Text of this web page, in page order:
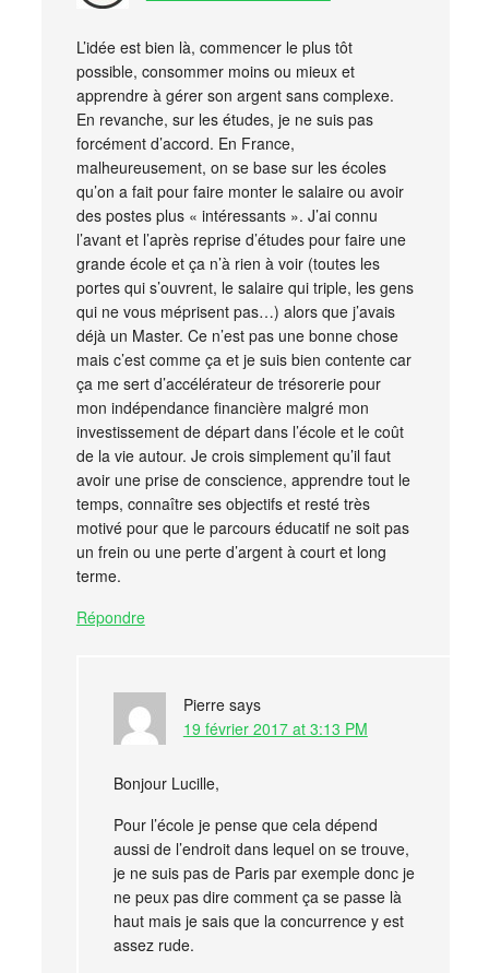
L’idée est bien là, commencer le plus tôt
possible, consommer moins ou mieux et
apprendre à gérer son argent sans complexe.
En revanche, sur les études, je ne suis pas
forcément d’accord. En France,
malheureusement, on se base sur les écoles
qu’on a fait pour faire monter le salaire ou avoir
des postes plus « intéressants ». J’ai connu
l’avant et l’après reprise d’études pour faire une
grande école et ça n’à rien à voir (toutes les
portes qui s’ouvrent, le salaire qui triple, les gens
qui ne vous méprisent pas…) alors que j’avais
déjà un Master. Ce n’est pas une bonne chose
mais c’est comme ça et je suis bien contente car
ça me sert d’accélérateur de trésorerie pour
mon indépendance financière malgré mon
investissement de départ dans l’école et le coût
de la vie autour. Je crois simplement qu’il faut
avoir une prise de conscience, apprendre tout le
temps, connaître ses objectifs et resté très
motivé pour que le parcours éducatif ne soit pas
un frein ou une perte d’argent à court et long
terme.
Répondre
Pierre says
19 février 2017 at 3:13 PM
Bonjour Lucille,
Pour l’école je pense que cela dépend
aussi de l’endroit dans lequel on se trouve,
je ne suis pas de Paris par exemple donc je
ne peux pas dire comment ça se passe là
haut mais je sais que la concurrence y est
assez rude.